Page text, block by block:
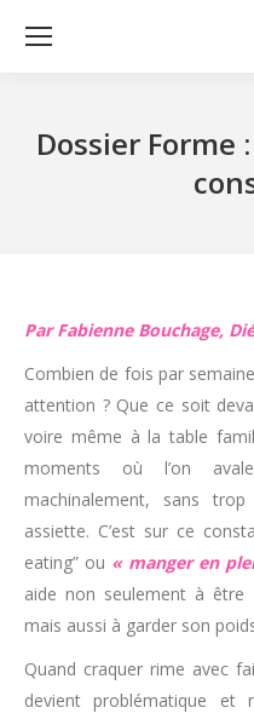
Dossier Forme
Par Fabienne Bouchage,
Combien de fois par
attention ? Que ce soit
voire même à la table
moments où l’on
machinalement, sans
assiette. C’est sur ce
eating” ou « manger en
aide non seulement à
mais aussi à garder son
Quand craquer rime avec
devient problématique et